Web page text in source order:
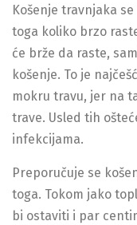
Košenje travnjaka
toga koliko brzo
će brže da raste,
košenje. To je
mokru travu, jer na
trave. Usled tih
infekcijama.
Preporučuje se
toga. Tokom jako
bi ostaviti i par